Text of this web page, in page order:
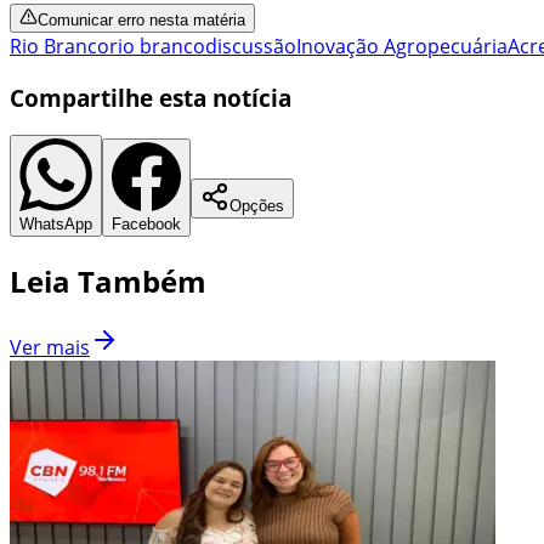
Comunicar erro nesta matéria
Rio Brancorio brancodiscussãoInovação Agropecuária
Compartilhe esta notícia
WhatsApp Facebook
Opções
Leia Também
Ver mais